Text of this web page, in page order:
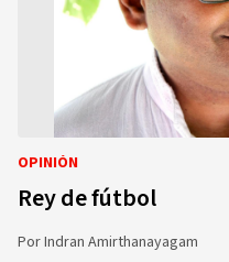
OPINIÓN
Rey de fútbol
PorIndran Amirthanayagam